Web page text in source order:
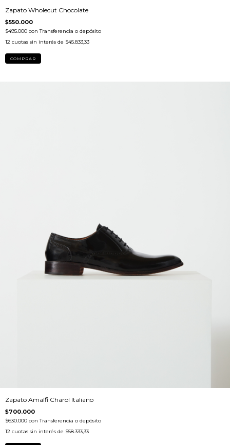
Zapato Wholecut Chocolate
$550.000
$495.000 con Transferencia o depósito
12 cuotas sin interés de $45.833,33
COMPRAR
Zapato Amalfi Charol Italiano
$700.000
$630.000 con Transferencia o depósito
12 cuotas sin interés de $58.333,33